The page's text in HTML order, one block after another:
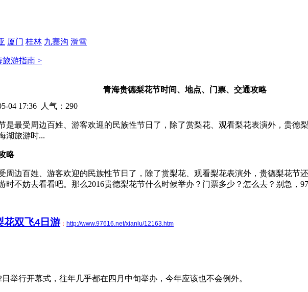
厦门 桂林 九寨沟 滑雪
旅游指南 >
青海贵德梨花节时间、地点、门票、交通攻略
04 17:36 人气： 290
是最受周边百姓、游客欢迎的民族性节日了，除了赏梨花、观看梨花表演外，贵德
湖旅游时...
略
周边百姓、游客欢迎的民族性节日了，除了赏梨花、观看梨花表演外，贵德梨花节
时不妨去看看吧。那么2016贵德梨花节什么时候举办？门票多少？怎么去？别急，
花双飞4日游 ： http://www.97616.net/xianlu/12163.htm
举行开幕式，往年几乎都在四月中旬举办，今年应该也不会例外。